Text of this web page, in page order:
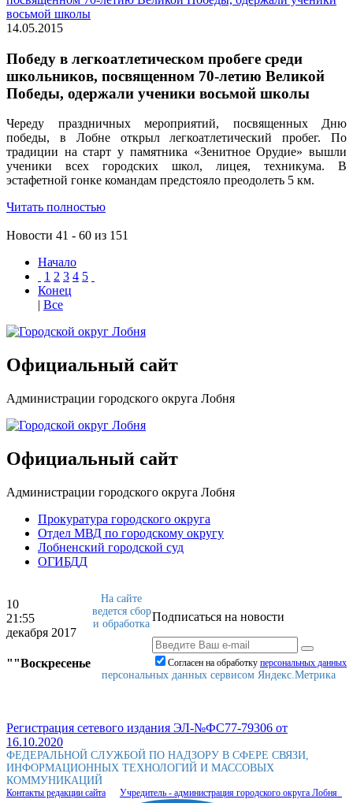
14.05.2015
Победу в легкоатлетическом пробеге среди
школьников, посвященном 70-летию Великой
Победы, одержали ученики восьмой школы
Череду праздничных мероприятий, посвященных Дню
победы, в Лобне открыл легкоатлетический пробег. По
традиции на старт у памятника «Зенитное Орудие» вышли
ученики всех городских школ, лицея, техникума. В
эстафетной гонке командам предстояло преодолеть 5 км.
Читать полностью
Новости 41 - 60 из 151
Начало
1 2 3 4 5
Конец
| Все
Официальный сайт
Администрации городского округа Лобня
Официальный сайт
Администрации городского округа Лобня
Прокуратура городского округа
Отдел МВД по городскому округу
Лобненский городской суд
ОГИБДД
10
21:55
декабря 2017
""Воскресенье
Подписаться на новости
Согласен на обработку персональныx данных
На сайте
ведется сбор
и обработка
персональных данных сервисом Яндекс.Метрика
Регистрация сетевого издания ЭЛ-№ФС77-79306 от
16.10.2020
ФЕДЕРАЛЬНОЙ СЛУЖБОЙ ПО НАДЗОРУ В СФЕРЕ СВЯЗИ,
ИНФОРМАЦИОННЫХ ТЕХНОЛОГИЙ И МАССОВЫХ
КОММУНИКАЦИЙ
Контакты редакции сайта Учредитель - администрация городского округа Лобня